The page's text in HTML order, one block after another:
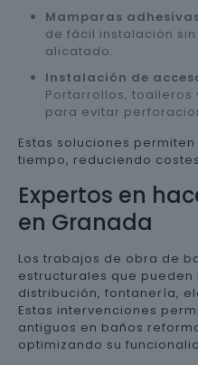
Mamparas
de fácil instalación
alicatado.
Instalación de
Portarrollos, toalleros
para evitar
Estas soluciones
tiempo, reduciendo
Expertos en
en Granada
Los trabajos de obra de
estructurales que
distribución, fontanería,
Estas intervenciones
antiguos en baños
optimizando su